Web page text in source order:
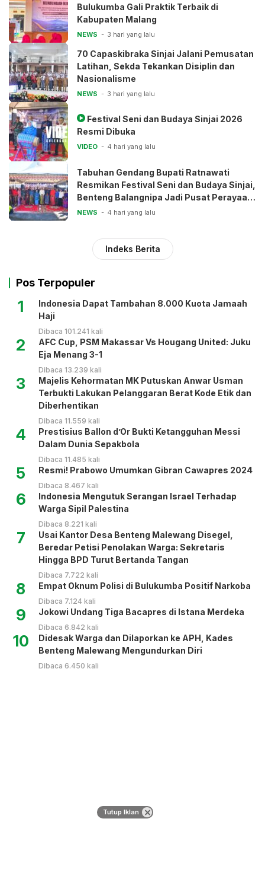
Bulukumba Gali Praktik Terbaik di
Kabupaten Malang
NEWS 3 hari yang lalu
70 Capaskibraka Sinjai Jalani Pemusatan
Latihan, Sekda Tekankan Disiplin dan
Nasionalisme
NEWS 3 hari yang lalu
Resmi Dibuka
VIDEO 4 hari yang lalu
Tabuhan Gendang Bupati Ratnawati
Resmikan Festival Seni dan Budaya Sinjai,
Benteng Balangnipa Jadi Pusat Perayaan
Tradisi
NEWS 4 hari yang lalu
Indeks Berita
Pos Terpopuler
1
Indonesia Dapat Tambahan 8.000 Kuota Jamaah
Haji
Dibaca 101.241 kali
2
AFC Cup, PSM Makassar Vs Hougang United: Juku
Eja Menang 3-1
Dibaca 13.239 kali
3
Majelis Kehormatan MK Putuskan Anwar Usman
Terbukti Lakukan Pelanggaran Berat Kode Etik dan
Diberhentikan
Dibaca 11.559 kali
4
Prestisius Ballon d’Or Bukti Ketangguhan Messi
Dalam Dunia Sepakbola
Dibaca 11.485 kali
5 Resmi! Prabowo Umumkan Gibran Cawapres 2024
Dibaca 8.467 kali
6
Indonesia Mengutuk Serangan Israel Terhadap
Warga Sipil Palestina
Dibaca 8.221 kali
7
Usai Kantor Desa Benteng Malewang Disegel,
Beredar Petisi Penolakan Warga: Sekretaris
Hingga BPD Turut Bertanda Tangan
Dibaca 7.722 kali
8 Empat Oknum Polisi di Bulukumba Positif Narkoba
Dibaca 7.124 kali
9 Jokowi Undang Tiga Bacapres di Istana Merdeka
Dibaca 6.842 kali
10
Didesak Warga dan Dilaporkan ke APH, Kades
Benteng Malewang Mengundurkan Diri
Dibaca 6.450 kali
Tutup Iklan